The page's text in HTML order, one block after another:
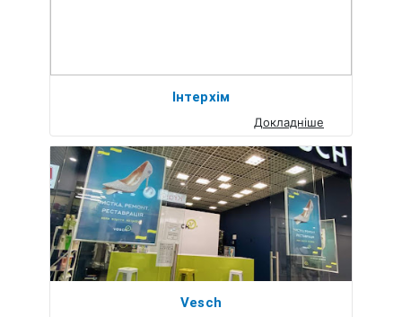
Інтерхім
Докладніше
Vesch